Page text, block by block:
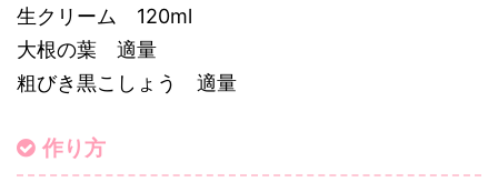
生クリーム 120ml
大根の葉 適量
粗びき黒こしょう 適量
作り方